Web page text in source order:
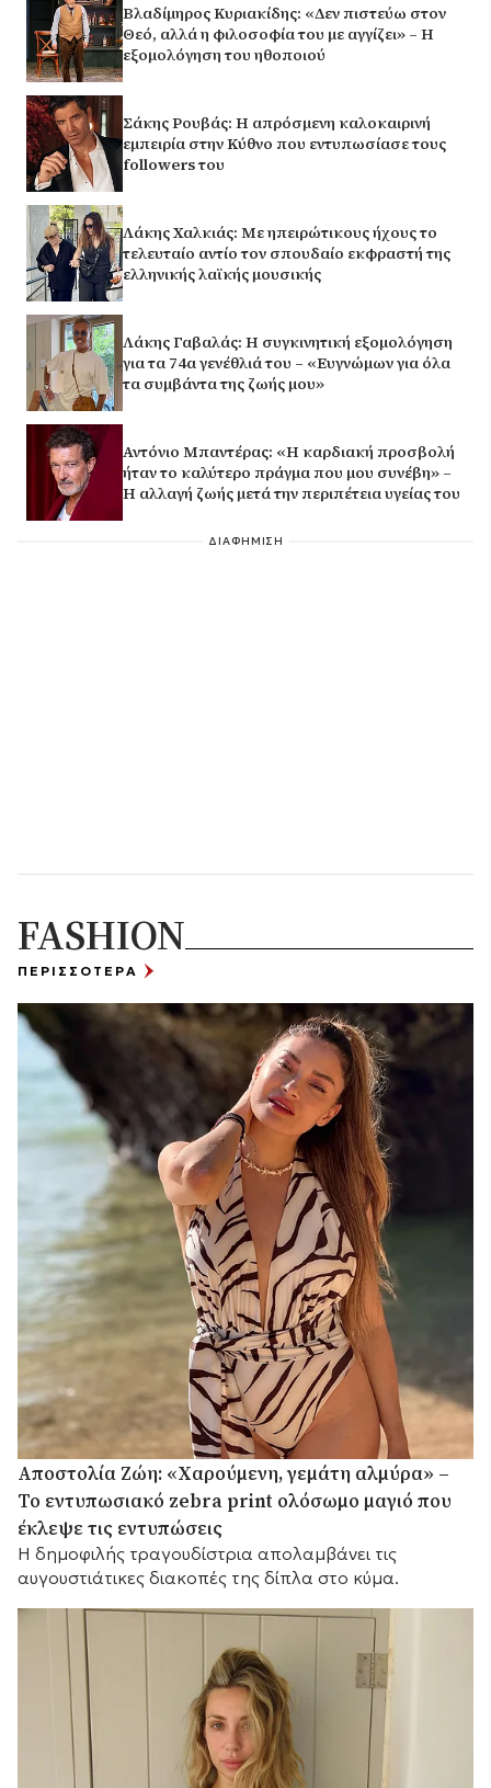
Βλαδίμηρος Κυριακίδης: «Δεν πιστεύω στον
Θεό, αλλά η φιλοσοφία του με αγγίζει» – Η
εξομολόγηση του ηθοποιού
Σάκης Ρουβάς: Η απρόσμενη καλοκαιρινή
εμπειρία στην Κύθνο που εντυπωσίασε τους
followers του
Λάκης Χαλκιάς: Με ηπειρώτικους ήχους το
τελευταίο αντίο τον σπουδαίο εκφραστή της
ελληνικής λαϊκής μουσικής
Λάκης Γαβαλάς: Η συγκινητική εξομολόγηση
για τα 74α γενέθλιά του – «Ευγνώμων για όλα
τα συμβάντα της ζωής μου»
Αντόνιο Μπαντέρας: «Η καρδιακή προσβολή
ήταν το καλύτερο πράγμα που μου συνέβη» –
Η αλλαγή ζωής μετά την περιπέτεια υγείας του
ΔΙΑΦΗΜΙΣΗ
FASHION
ΠΕΡΙΣΣΟΤΕΡΑ
Αποστολία Ζώη: «Χαρούμενη, γεμάτη αλμύρα» –
Το εντυπωσιακό zebra print ολόσωμο μαγιό που
έκλεψε τις εντυπώσεις
Η δημοφιλής τραγουδίστρια απολαμβάνει τις
αυγουστιάτικες διακοπές της δίπλα στο κύμα.